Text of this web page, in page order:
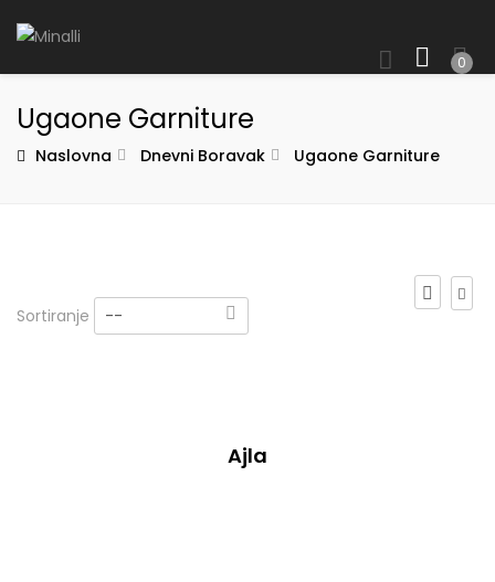
0
Ugaone Garniture
Naslovna Dnevni Boravak Ugaone Garniture
Sortiranje --
Ajla